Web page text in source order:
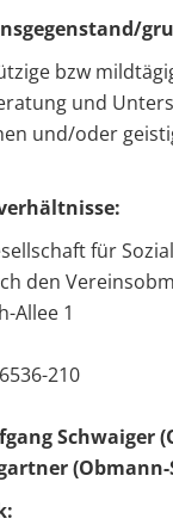
bzw
und
und/oder
für
den
Allee 1
210
Schwaiger